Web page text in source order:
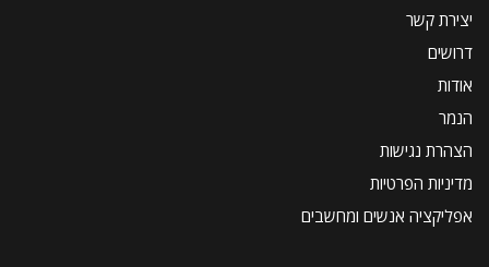
יצירת קשר
דרושים
אודות
הנמר
הצהרת נגישות
מדיניות הפרטיות
אפליקציה אנשים ומחשבים